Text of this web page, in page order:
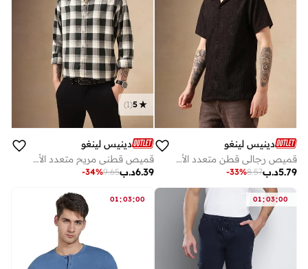
دينيس لينغو
قميص رجالي قطن متعدد الألوان بقصة عادية - مريح وأنيق
د.ب5.79
8.57
-33%
5
(
1
)
دينيس لينغو
قميص قطني مريح متعدد الألوان بياقة عادية
د.ب6.39
9.65
-34%
01:03:00
01:03:00